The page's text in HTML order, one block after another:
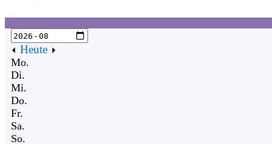
Heute
Mo.
Di.
Mi.
Do.
Fr.
Sa.
So.